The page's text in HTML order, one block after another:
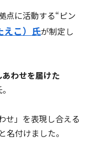
点に活動する“ピン
えこ）氏が制定し
あわせを届けた
せ」を表現し合える
名付けました。